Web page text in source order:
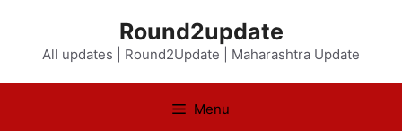
content
Round2update
All updates | Round2Update | Maharashtra Update
Menu